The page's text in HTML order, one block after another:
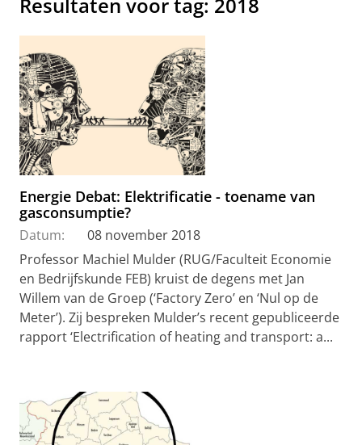
Resultaten voor tag: 2018
Energie Debat: Elektrificatie - toename van
gasconsumptie?
Datum:
08 november 2018
Professor Machiel Mulder (RUG/Faculteit Economie
en Bedrijfskunde FEB) kruist de degens met Jan
Willem van de Groep (‘Factory Zero’ en ‘Nul op de
Meter’). Zij bespreken Mulder’s recent gepubliceerde
rapport ‘Electrification of heating and transport: a...